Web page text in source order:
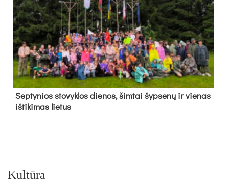
Sep­ty­nios sto­vyk­los die­nos, šim­tai šyp­se­nų ir vie­nas
iš­ti­ki­mas lie­tus
Kultūra